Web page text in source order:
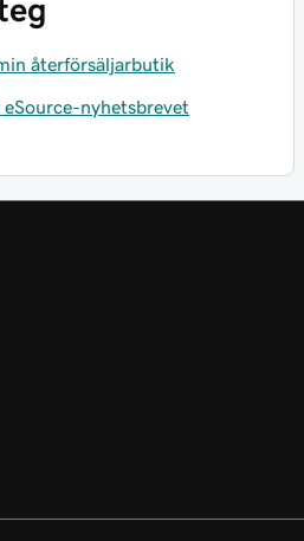
återförsäljarbutik
nyhetsbrevet